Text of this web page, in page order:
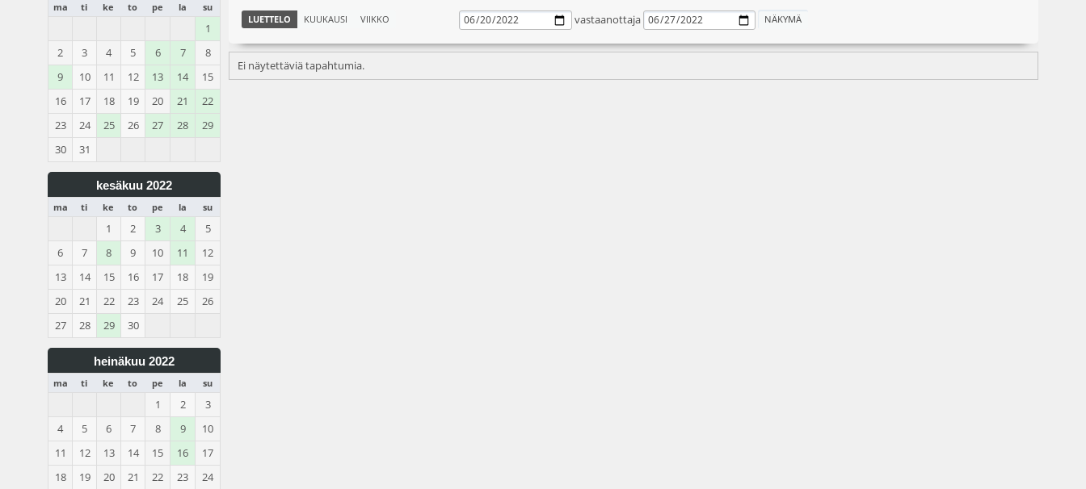
ma ti ke to pe la su
1
2
3 4 5 6 7
8
9
10 11 12 13 14
15
16
17 18 19 20 21
22
23
24 25 26 27 28
29
30
31
kesäkuu 2022
ma ti ke to pe la su
1 2 3 4
5
6
7 8 9 10 11
12
13
14 15 16 17 18
19
20
21 22 23 24 25
26
27
28 29 30
heinäkuu 2022
ma ti ke to pe la su
1 2
3
4
5 6 7 8 9
10
11
12 13 14 15 16
17
18
19 20 21 22 23 24
LUETTELO KUUKAUSI VIIKKO vastaanottaja
Ei näytettäviä tapahtumia.